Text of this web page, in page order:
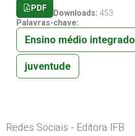
PDF
Downloads: 453
Palavras-chave:
Ensino médio integrado
juventude
Redes Sociais - Editora IFB